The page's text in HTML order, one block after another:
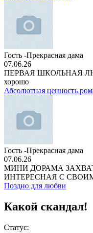
Гость -Прекрасная дама
07.06.26
ПЕРВАЯ ШКОЛЬНАЯ
хорошо
Абсолютная ценность
Гость -Прекрасная дама
07.06.26
МИНИ ДОРАМА
ИНТЕРЕСНАЯ С
Поздно для любви
Какой скандал!
Статус: